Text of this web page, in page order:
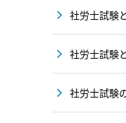
社労士試験
社労士試験
社労士試験